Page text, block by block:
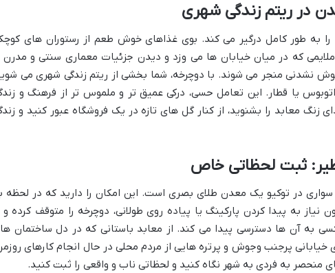
در ریتم زندگی شهری
به طور کامل درگیر می کند. بوی غذاهای خوش طعم از رستوران های
که در میان خیابان ها می وزد و دیدن جزئیات معماری سنتی و مدرن
نشدنی منجر می شوند. با دوچرخه، شما بخشی از ریتم زندگی شهری می
یا قطار. این تعامل حسی، درکی عمیق تر و ملموس تر از فرهنگ و
زنگ معابد را بشنوید، از کنار گل های تازه در یک فروشگاه عبور کنید و
ثبت لحظاتی خاص
سواری در توکیو یک معدن طلای بصری است. این امکان را دارید که در لحظه
نیاز به پیدا کردن پارکینگ یا پیاده روی طولانی، دوچرخه را متوقف کرده و
به آن ها دسترسی پیدا می کند. از معابد باستانی که در دل ساختمان
خیابانی پرجنب وجوش و پرتره هایی از مردم محلی در حال انجام کارهای
منحصر به فردی به شهر نگاه کنید و لحظاتی ناب و واقعی را ثبت کنید.